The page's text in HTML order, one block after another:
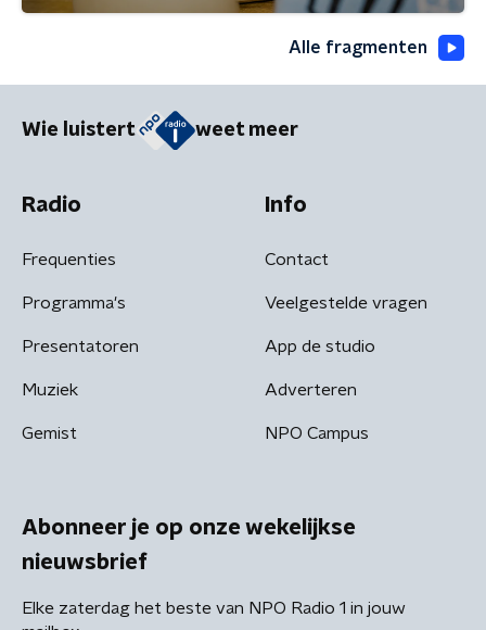
Alle fragmenten
Wie luistert weet meer
Radio
Frequenties
Programma's
Presentatoren
Muziek
Gemist
Info
Contact
Veelgestelde vragen
App de studio
Adverteren
NPO Campus
Abonneer je op onze wekelijkse
nieuwsbrief
Elke zaterdag het beste van NPO Radio 1 in jouw